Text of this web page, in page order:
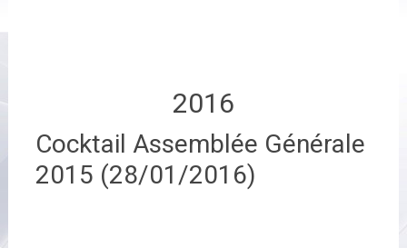
2016
Cocktail Assemblée Générale
2015 (28/01/2016)